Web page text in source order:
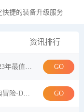
黑夜模式
资讯排行
云挂机软件哪个好？2023年推荐-2023年最值得使用的云挂机软件有哪些 GO
DNF60版本怀旧服手机版：重温经典冒险-DNF60版本怀旧服手机版玩法与体验全解析 GO